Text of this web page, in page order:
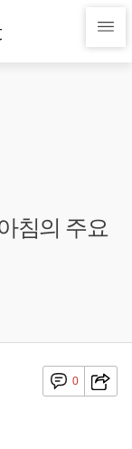
침의 주요
0